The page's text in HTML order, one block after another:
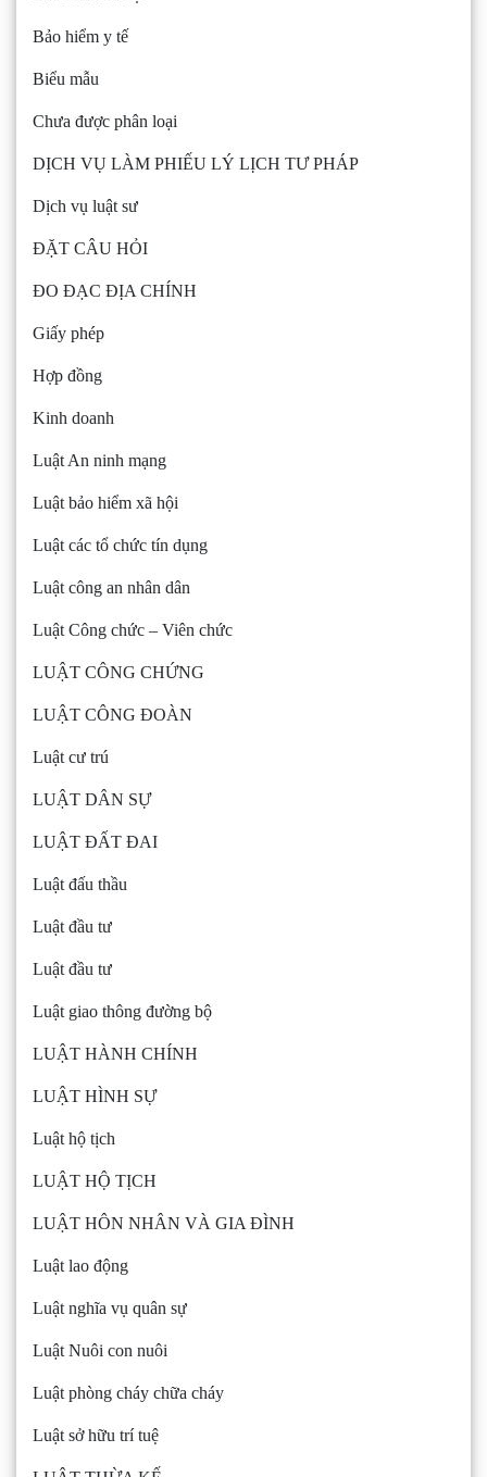
Bảo hiểm y tế
Biểu mẫu
Chưa được phân loại
DỊCH VỤ LÀM PHIẾU LÝ LỊCH TƯ PHÁP
Dịch vụ luật sư
ĐẶT CÂU HỎI
ĐO ĐẠC ĐỊA CHÍNH
Giấy phép
Hợp đồng
Kinh doanh
Luật An ninh mạng
Luật bảo hiểm xã hội
Luật các tổ chức tín dụng
Luật công an nhân dân
Luật Công chức – Viên chức
LUẬT CÔNG CHỨNG
LUẬT CÔNG ĐOÀN
Luật cư trú
LUẬT DÂN SỰ
LUẬT ĐẤT ĐAI
Luật đấu thầu
Luật đầu tư
Luật đầu tư
Luật giao thông đường bộ
LUẬT HÀNH CHÍNH
LUẬT HÌNH SỰ
Luật hộ tịch
LUẬT HỘ TỊCH
LUẬT HÔN NHÂN VÀ GIA ĐÌNH
Luật lao động
Luật nghĩa vụ quân sự
Luật Nuôi con nuôi
Luật phòng cháy chữa cháy
Luật sở hữu trí tuệ